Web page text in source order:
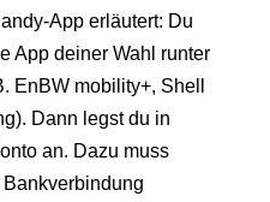
App erläutert: Du
App deiner Wahl runter
EnBW mobility+, Shell
Dann legst du in
an. Dazu muss